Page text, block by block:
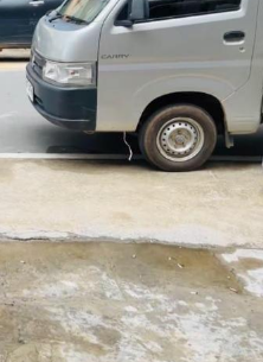
Kuat
Puluhan Tahun
‘Bodong’ Tapi Cuma
Ditegur, LBH Desak
Sekolah Djuwita
Batam Segera
Ditutup!